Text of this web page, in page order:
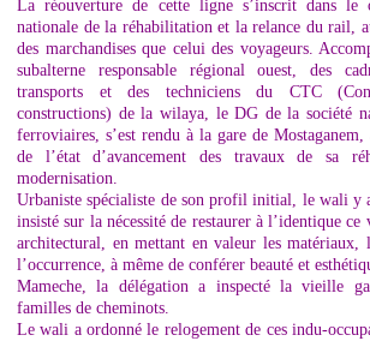
La réouverture de cette ligne s’inscrit dans le
nationale de la réhabilitation et la relance du rail,
des marchandises que celui des voyageurs.
subalterne responsable régional ouest, des
transports et des techniciens du CTC
constructions) de la wilaya, le DG de la société
ferroviaires, s’est rendu à la gare de
de l’état d’avancement des travaux de sa
modernisation.
Urbaniste spécialiste de son profil initial, le wali y
insisté sur la nécessité de restaurer à l’identique
architectural, en mettant en valeur les
l’occurrence, à même de conférer beauté et
Mameche, la délégation a inspecté la vieille
familles de cheminots.
Le wali a ordonné le relogement de ces indu-